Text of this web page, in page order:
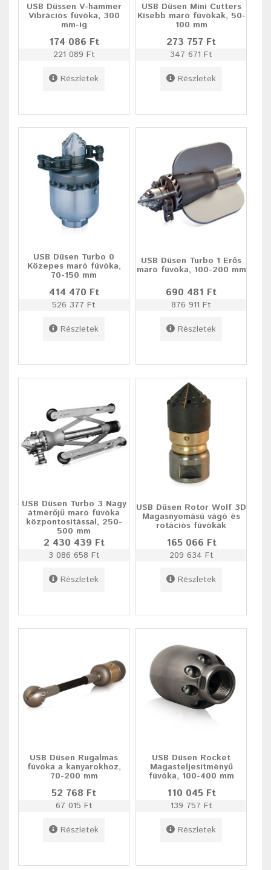
USB Düssen V-hammer
Vibrációs fúvóka, 300
mm-ig
174 086 Ft
221 089 Ft
Részletek
USB Düsen Mini Cutters
Kisebb maró fúvókák, 50-
100 mm
273 757 Ft
347 671 Ft
Részletek
USB Düsen Turbo 0
Közepes maró fúvóka,
70-150 mm
414 470 Ft
526 377 Ft
Részletek
USB Düsen Turbo 1 Erős
maró fúvóka, 100-200 mm
690 481 Ft
876 911 Ft
Részletek
USB Düsen Turbo 3 Nagy
átmérőjű maró fúvóka
központosítással, 250-
500 mm
2 430 439 Ft
3 086 658 Ft
Részletek
USB Düsen Rotor Wolf 3D
Magasnyomású vágó és
rotációs fúvókák
165 066 Ft
209 634 Ft
Részletek
USB Düsen Rugalmas
fúvóka a kanyarokhoz,
70-200 mm
52 768 Ft
67 015 Ft
Részletek
USB Düsen Rocket
Magasteljesítményű
fúvóka, 100-400 mm
110 045 Ft
139 757 Ft
Részletek